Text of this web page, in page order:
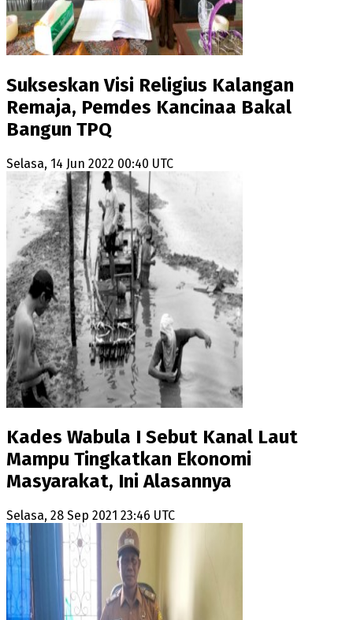
Sukseskan Visi Religius Kalangan
Remaja, Pemdes Kancinaa Bakal
Bangun TPQ
Selasa, 14 Jun 2022 00:40 UTC
Kades Wabula I Sebut Kanal Laut
Mampu Tingkatkan Ekonomi
Masyarakat, Ini Alasannya
Selasa, 28 Sep 2021 23:46 UTC